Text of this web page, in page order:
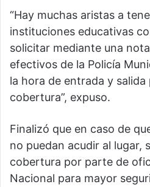
“Hay muchas aristas a
instituciones educativas
solicitar mediante una
efectivos de la Policía
la hora de entrada y
cobertura”, expuso.
Finalizó que en caso de
no puedan acudir al lugar,
cobertura por parte de
Nacional para mayor